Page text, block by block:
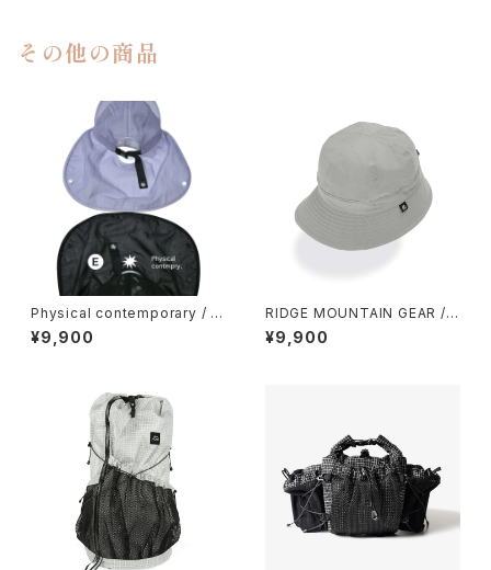
その他の商品
Physical contemporary / Q
uiet smr cap
¥9,900
RIDGE MOUNTAIN GEAR / E
NOUGH HAT（NT）
¥9,900